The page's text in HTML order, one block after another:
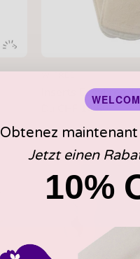
Inserts EasyFree
Du CHF 14.50
Obtenez
Jetzt einen
10%